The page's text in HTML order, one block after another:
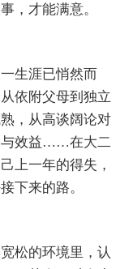
，才能满意。
生涯已悄然而
依附父母到独立
，从高谈阔论对
与效益……在大二
上一年的得失，
下来的路。
松的环境里，认